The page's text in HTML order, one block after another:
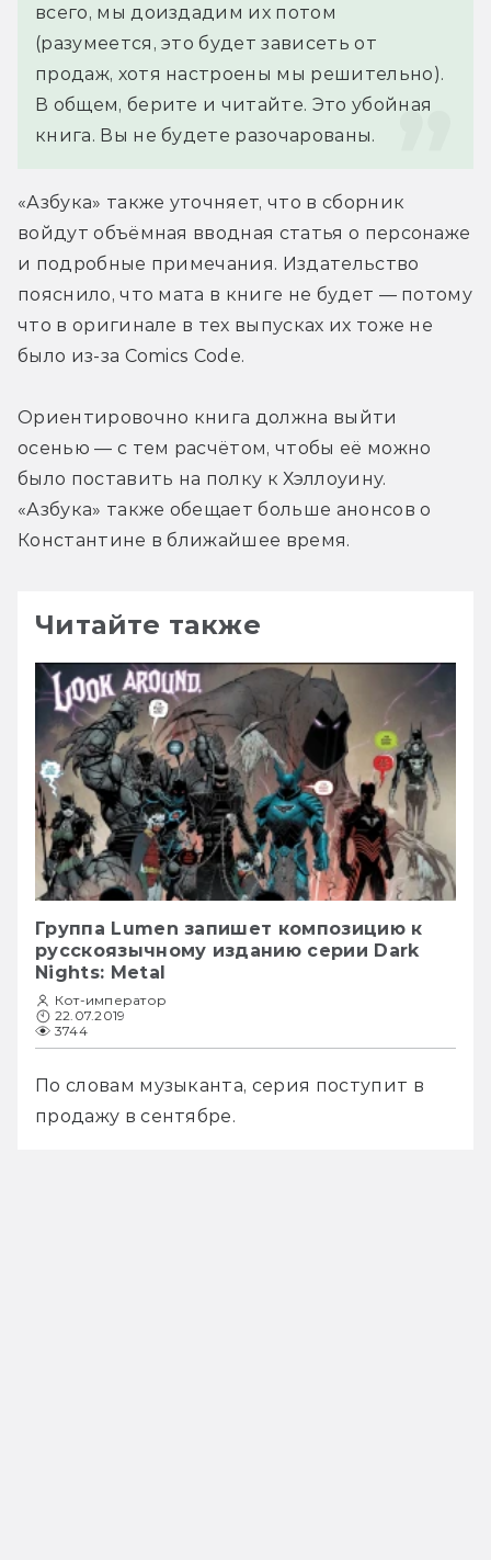
всего, мы доиздадим их потом
(разумеется, это будет зависеть от
продаж, хотя настроены мы решительно).
В общем, берите и читайте. Это убойная
книга. Вы не будете разочарованы.
«Азбука» также уточняет, что в сборник
войдут объёмная вводная статья о персонаже
и подробные примечания. Издательство
пояснило, что мата в книге не будет — потому
что в оригинале в тех выпусках их тоже не
было из-за Comics Code.
Ориентировочно книга должна выйти
осенью — с тем расчётом, чтобы её можно
было поставить на полку к Хэллоуину.
«Азбука» также обещает больше анонсов о
Константине в ближайшее время.
Читайте также
Группа Lumen запишет композицию к
русскоязычному изданию серии Dark
Nights: Metal
Кот-император
22.07.2019
3744
По словам музыканта, серия поступит в
продажу в сентябре.